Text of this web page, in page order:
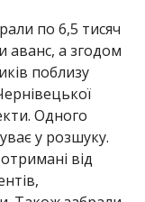
по 6,5 тисяч
аванс, а згодом
поблизу
Одного
у розшуку.
від